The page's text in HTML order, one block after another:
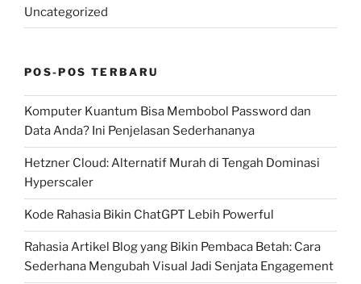
Uncategorized
POS-POS TERBARU
Komputer Kuantum Bisa Membobol Password dan
Data Anda? Ini Penjelasan Sederhananya
Hetzner Cloud: Alternatif Murah di Tengah Dominasi
Hyperscaler
Kode Rahasia Bikin ChatGPT Lebih Powerful
Rahasia Artikel Blog yang Bikin Pembaca Betah: Cara
Sederhana Mengubah Visual Jadi Senjata Engagement